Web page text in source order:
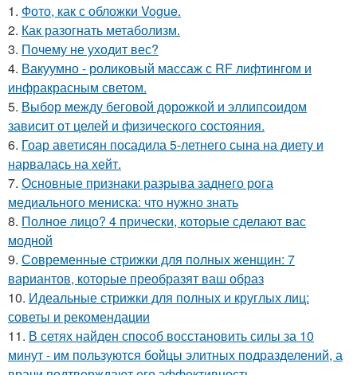
1. Фото, как с обложки Vogue.
2. Как разогнать метаболизм.
3. Почему не уходит вес?
4. Вакуумно - роликовый массаж с RF лифтингом и
инфракрасным светом.
5. Выбор между беговой дорожкой и эллипсоидом
зависит от целей и физического состояния.
6. Гоар аветисян посадила 5-летнего сына на диету и
нарвалась на хейт.
7. Основные признаки разрыва заднего рога
медиального мениска: что нужно знать
8. Полное лицо? 4 прически, которые сделают вас
модной
9. Современные стрижки для полных женщин: 7
вариантов, которые преобразят ваш образ
10. Идеальные стрижки для полных и круглых лиц:
советы и рекомендации
11. В сетях найден способ восстановить силы за 10
минут - им пользуются бойцы элитных подразделений, а